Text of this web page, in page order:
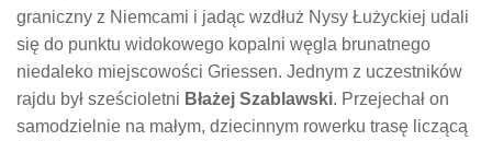
graniczny z Niemcami i jadąc wzdłuż Nysy Łużyckiej udali
się do punktu widokowego kopalni węgla brunatnego
niedaleko miejscowości Griessen. Jednym z uczestników
rajdu był sześcioletni Błażej Szablawski. Przejechał on
samodzielnie na małym, dziecinnym rowerku trasę liczącą